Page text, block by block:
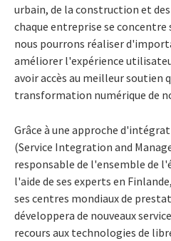
urbain, de la construction et des
chaque entreprise se concentre
nous pourrons réaliser
améliorer l'expérience
avoir accès au meilleur soutien
transformation numérique de
Grâce à une approche
(Service Integration and
responsable de l'ensemble de
l'aide de ses experts en
ses centres mondiaux de
développera de nouveaux
recours aux technologies de